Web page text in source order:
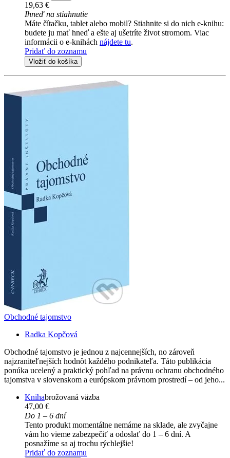
19,63 €
Ihneď na stiahnutie
Máte čítačku, tablet alebo mobil? Stiahnite si do nich e-knihu:
budete ju mať hneď a ešte aj ušetríte život stromom. Viac
informácii o e-knihách nájdete tu.
Pridať do zoznamu
Vložiť do košíka
Obchodné tajomstvo
Radka Kopčová
Obchodné tajomstvo je jednou z najcennejších, no zároveň
najzraniteľnejších hodnôt každého podnikateľa. Táto publikácia
ponúka ucelený a praktický pohľad na právnu ochranu obchodného
tajomstva v slovenskom a európskom právnom prostredí – od jeho...
Knihabrožovaná väzba
47,00 €
Do 1 – 6 dní
Tento produkt momentálne nemáme na sklade, ale zvyčajne
vám ho vieme zabezpečiť a odoslať do 1 – 6 dní. A
posnažíme sa aj trochu rýchlejšie!
Pridať do zoznamu